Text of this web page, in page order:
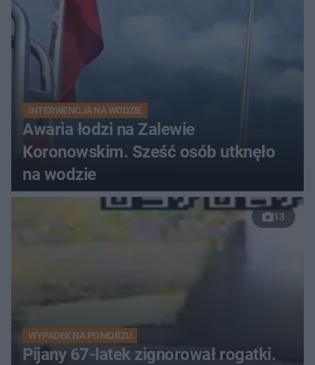
INTERWENCJA NA WODZIE
Awaria łodzi na Zalewie
Koronowskim. Sześć osób utknęło
na wodzie
13
WYPADEK NA POMORZU
Pijany 67-latek zignorował rogatki.